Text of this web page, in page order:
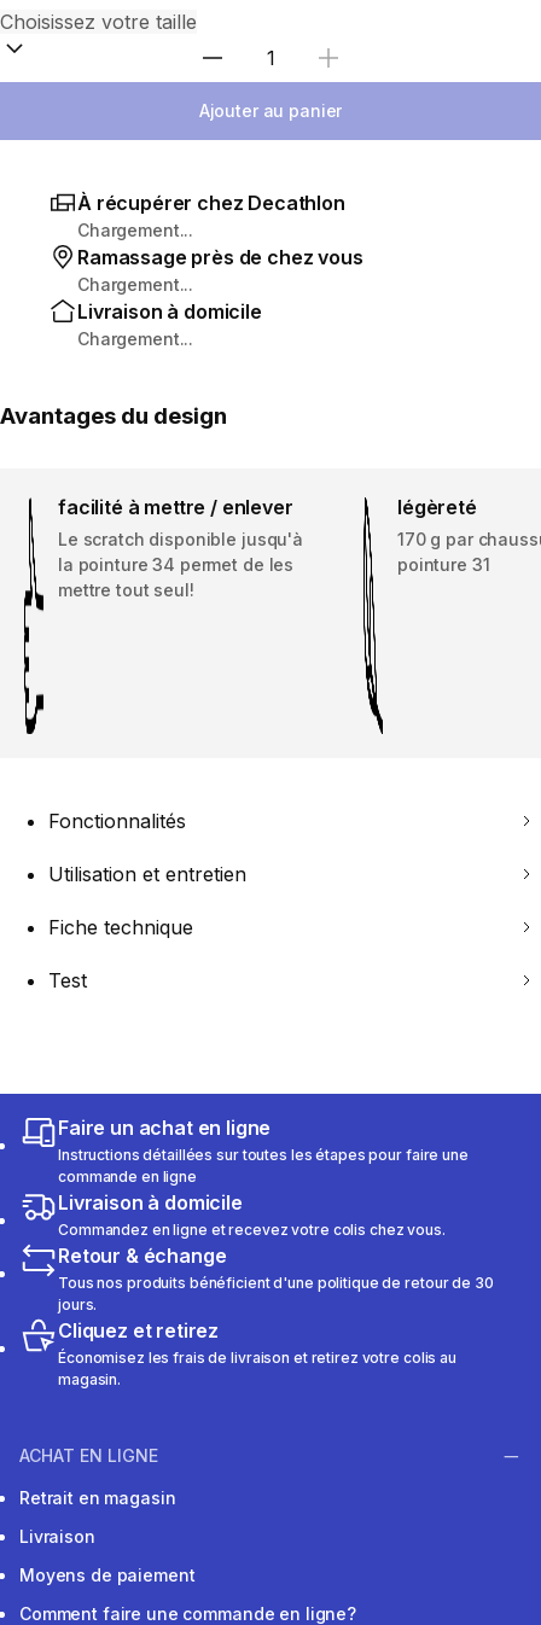
Sélectionnez la quantité
Ajouter au panier
À récupérer chez Decathlon
Chargement...
Ramassage près de chez vous
Chargement...
Livraison à domicile
Chargement...
Avantages du design
facilité à mettre / enlever
Le scratch disponible jusqu'à
la pointure 34 permet de les
mettre tout seul!
légèreté
170 g par
pointure 31
Fonctionnalités
Utilisation et entretien
Fiche technique
Test
Faire un achat en ligne
Instructions détaillées sur toutes les étapes pour faire une
commande en ligne
Livraison à domicile
Commandez en ligne et recevez votre colis chez vous.
Retour & échange
Tous nos produits bénéficient d'une politique de retour de 30
jours.
Cliquez et retirez
Économisez les frais de livraison et retirez votre colis au
magasin.
ACHAT EN LIGNE
Retrait en magasin
Livraison
Moyens de paiement
Comment faire une commande en ligne?